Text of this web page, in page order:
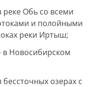
реке Обь со всеми
и полойными
реки Иртыш;
в Новосибирском
озерах с